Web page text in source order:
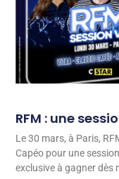
RFM : une
Le 30 mars, à Paris,
Capéo pour une
exclusive à gagner dès